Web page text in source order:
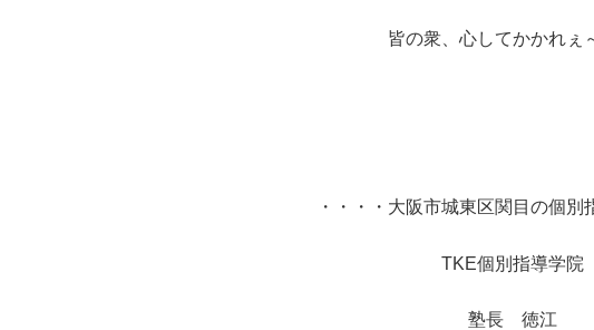
皆の衆、心してかかれぇ
・・・・大阪市城東区関目の個別
TKE個別指導学院
塾長 徳江